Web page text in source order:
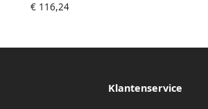
3G2 5 FR - 1208444
€ 116,24
Klantenservice